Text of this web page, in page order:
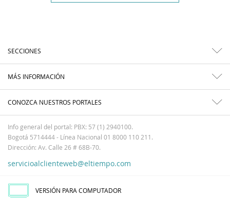
SECCIONES
MÁS INFORMACIÓN
CONOZCA NUESTROS PORTALES
Info general del portal: PBX: 57 (1) 2940100.
Bogotá 5714444 - Línea Nacional 01 8000 110 211.
Dirección: Av. Calle 26 # 68B-70.
servicioalclienteweb@eltiempo.com
VERSIÓN PARA COMPUTADOR